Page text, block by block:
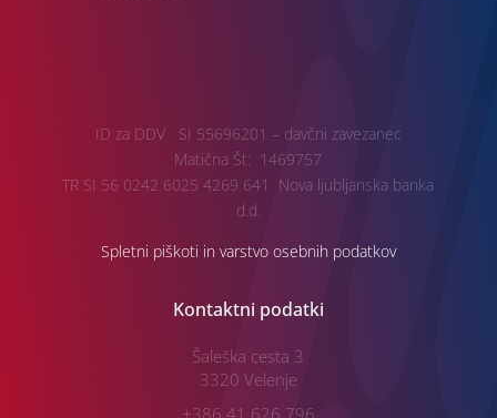
ID za DDV SI 55696201 – davčni zavezanec
Matična Št: 1469757
TR SI 56 0242 6025 4269 641 Nova ljubljanska banka
d.d.
Spletni piškoti in varstvo osebnih podatkov
Kontaktni podatki
Šaleška cesta 3
3320 Velenje
+386 41 626 796